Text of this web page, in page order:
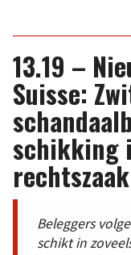
13.19 –
Suisse:
schikking
rechtszaak
Beleggers
schikt in